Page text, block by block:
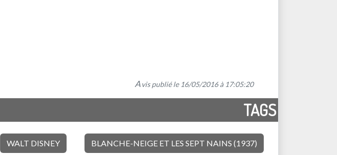
A vis publié le 16/05/2016 à 17:05:20
TAGS
WALT DISNEY BLANCHE-NEIGE ET LES SEPT NAINS (1937)